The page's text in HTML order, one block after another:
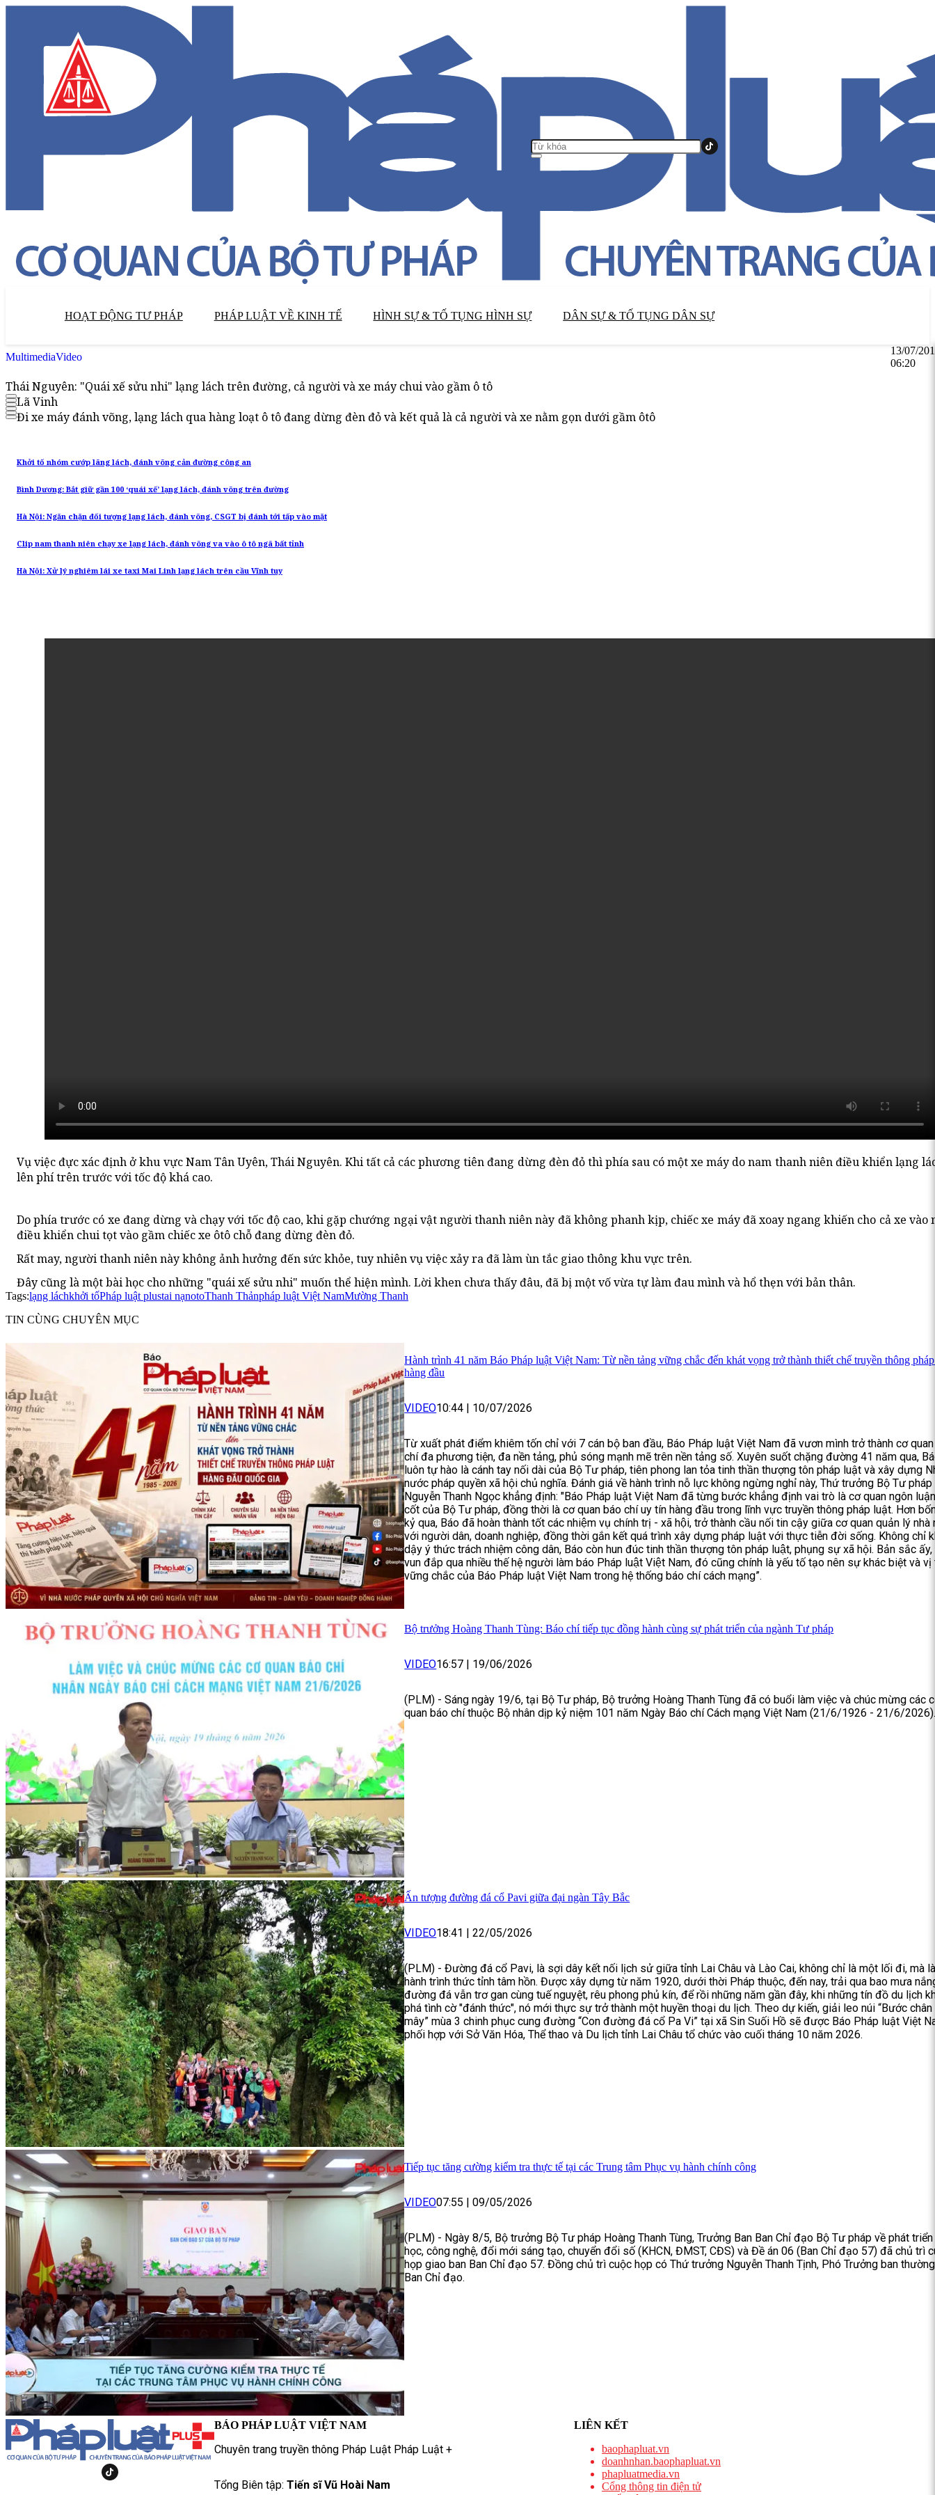
HOẠT ĐỘNG TƯ PHÁP PHÁP LUẬT VỀ KINH TẾ HÌNH SỰ & TỐ TỤNG HÌNH SỰ DÂN SỰ & TỐ TỤNG DÂN SỰ
MultimediaVideo
13/07/
06:20
Thái Nguyên: "Quái xế sửu nhi" lạng lách trên đường, cả người và xe máy chui vào gầm ô tô
Lã Vinh
Đi xe máy đánh võng, lạng lách qua hàng loạt ô tô đang dừng đèn đỏ và kết quả là cả người và xe nằm gọn dưới gầm ôtô
Khởi tố nhóm cướp lãng lách, đánh võng cản đường công an
Bình Dương: Bắt giữ gần 100 ‘quái xế’ lạng lách, đánh võng trên đường
Hà Nội: Ngăn chặn đối tượng lạng lách, đánh võng, CSGT bị đánh tới tấp vào mặt
Clip nam thanh niên chạy xe lạng lách, đánh võng va vào ô tô ngã bất tỉnh
Hà Nội: Xử lý nghiêm lái xe taxi Mai Linh lạng lách trên cầu Vĩnh tuy
Vụ việc đực xác định ở khu vực Nam Tân Uyên, Thái Nguyên. Khi tất cả các phương tiên đang dừng đèn đỏ thì phía sau có một xe máy do nam thanh niên điều khiển lạng
lên phí trên trước với tốc độ khá cao.
Do phía trước có xe đang dừng và chạy với tốc độ cao, khi gặp chướng ngại vật người thanh niên này đã không phanh kịp, chiếc xe máy đã xoay ngang khiến cho cả xe vào
điều khiển chui tọt vào gầm chiếc xe ôtô chỗ đang dừng đèn đỏ.
Rất may, người thanh niên này không ảnh hưởng đến sức khỏe, tuy nhiên vụ việc xảy ra đã làm ùn tắc giao thông khu vực trên.
Đây cũng là một bài học cho những "quái xế sửu nhi" muốn thể hiện mình. Lời khen chưa thấy đâu, đã bị một vố vừa tự làm đau mình và hổ thẹn với bản thân.
Tags:lạng láchkhởi tốPháp luật plustai nạnotoThanh Thảnpháp luật Việt NamMường Thanh
TIN CÙNG CHUYÊN MỤC
Hành trình 41 năm Báo Pháp luật Việt Nam: Từ nền tảng vững chắc đến khát vọng trở thành thiết chế truyền thông
hàng đầu
VIDEO10:44 | 10/07/2026
Từ xuất phát điểm khiêm tốn chỉ với 7 cán bộ ban đầu, Báo Pháp luật Việt Nam đã vươn mình trở thành cơ
chí đa phương tiện, đa nền tảng, phủ sóng mạnh mẽ trên nền tảng số. Xuyên suốt chặng đường 41 năm qua,
luôn tự hào là cánh tay nối dài của Bộ Tư pháp, tiên phong lan tỏa tinh thần thượng tôn pháp luật và xây dựng
nước pháp quyền xã hội chủ nghĩa. Đánh giá về hành trình nỗ lực không ngừng nghỉ này, Thứ trưởng Bộ Tư pháp
Nguyễn Thanh Ngọc khẳng định: "Báo Pháp luật Việt Nam đã từng bước khẳng định vai trò là cơ quan ngôn
cốt của Bộ Tư pháp, đồng thời là cơ quan báo chí uy tín hàng đầu trong lĩnh vực truyền thông pháp luật. Hơn
kỷ qua, Báo đã hoàn thành tốt các nhiệm vụ chính trị - xã hội, trở thành cầu nối tin cậy giữa cơ quan quản lý nhà
với người dân, doanh nghiệp, đồng thời gắn kết quá trình xây dựng pháp luật với thực tiễn đời sống. Không chỉ
dậy ý thức trách nhiệm công dân, Báo còn hun đúc tinh thần thượng tôn pháp luật, phụng sự xã hội. Bản sắc
vun đắp qua nhiều thế hệ người làm báo Pháp luật Việt Nam, đó cũng chính là yếu tố tạo nên sự khác biệt và vị
vững chắc của Báo Pháp luật Việt Nam trong hệ thống báo chí cách mạng”.
Bộ trưởng Hoàng Thanh Tùng: Báo chí tiếp tục đồng hành cùng sự phát triển của ngành Tư pháp
VIDEO16:57 19/06/2026
(PLM) - Sáng ngày 19/6, tại Bộ Tư pháp, Bộ trưởng Hoàng Thanh Tùng đã có buổi làm việc và chúc mừng các
quan báo chí thuộc Bộ nhân dịp kỷ niệm 101 năm Ngày Báo chí Cách mạng Việt Nam (21/6/1926 - 21/6/
Ấn tượng đường đá cổ Pavi giữa đại ngàn Tây Bắc
VIDEO18:41 22/05/2026
(PLM) - Đường đá cổ Pavi, là sợi dây kết nối lịch sử giữa tỉnh Lai Châu và Lào Cai, không chỉ là một lối đi, mà
hành trình thức tỉnh tâm hồn. Được xây dựng từ năm 1920, dưới thời Pháp thuộc, đến nay, trải qua bao mưa
đường đá vẫn trơ gan cùng tuế nguyệt, rêu phong phủ kín, để rồi những năm gần đây, khi những tín đồ du lịch
phá tình cờ "đánh thức", nó mới thực sự trở thành một huyền thoại du lịch. Theo dự kiến, giải leo núi “Bước
mây” mùa 3 chinh phục cung đường “Con đường đá cổ Pa Vi” tại xã Sin Suối Hồ sẽ được Báo Pháp luật Việt
phối hợp với Sở Văn Hóa, Thể thao và Du lịch tỉnh Lai Châu tổ chức vào cuối tháng 10 năm 2026.
Tiếp tục tăng cường kiểm tra thực tế tại các Trung tâm Phục vụ hành chính công
VIDEO07:55 | 09/05/2026
(PLM) - Ngày 8/5, Bộ trưởng Bộ Tư pháp Hoàng Thanh Tùng, Trưởng Ban Ban Chỉ đạo Bộ Tư pháp về phát
học, công nghệ, đổi mới sáng tạo, chuyển đổi số (KHCN, ĐMST, CĐS) và Đề án 06 (Ban Chỉ đạo 57) đã chủ trì
họp giao ban Ban Chỉ đạo 57. Đồng chủ trì cuộc họp có Thứ trưởng Nguyễn Thanh Tịnh, Phó Trưởng ban
Ban Chỉ đạo.
BÁO PHÁP LUẬT VIỆT NAM
Chuyên trang truyền thông Pháp Luật Pháp Luật +
Tổng Biên tập: Tiến sĩ Vũ Hoài Nam
LIÊN KẾT
baophapluat.vn
doanhnhan.baophapluat.vn
phapluatmedia.vn
Cổng thông tin điện tử